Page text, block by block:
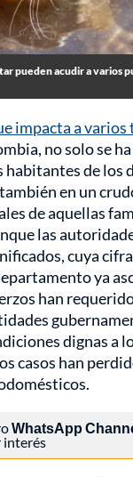
pueden acudir a varios
impacta a
no solo se
habitantes de los
en un
de aquellas
las
cuya
ya
han
dignas a
casos han
WhatsApp
interés